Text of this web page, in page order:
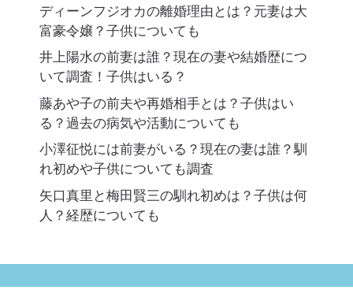
ディーンフジオカの離婚理由とは？元妻は大
富豪令嬢？子供についても
井上陽水の前妻は誰？現在の妻や結婚歴につ
いて調査！子供はいる？
藤あや子の前夫や再婚相手とは？子供はい
る？過去の病気や活動についても
小澤征悦には前妻がいる？現在の妻は誰？馴
れ初めや子供についても調査
矢口真里と梅田賢三の馴れ初めは？子供は何
人？経歴についても